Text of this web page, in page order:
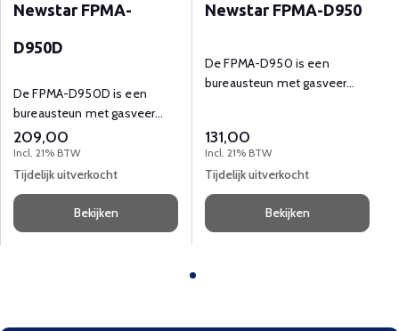
Newstar FPMA-
D950D
De FPMA-D950D is een
bureausteun met gasveer
voor flat screens t/m 27" (69
cm)
209,00
Incl. 21% BTW
Tijdelijk uitverkocht
Bekijken
Newstar FPMA-D950
De FPMA-D950 is een
bureausteun met gasveer
131,00
Incl. 21% BTW
Tijdelijk uitverkocht
Bekijken